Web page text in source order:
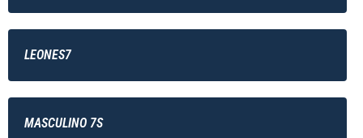
LEONES7
MASCULINO 7S